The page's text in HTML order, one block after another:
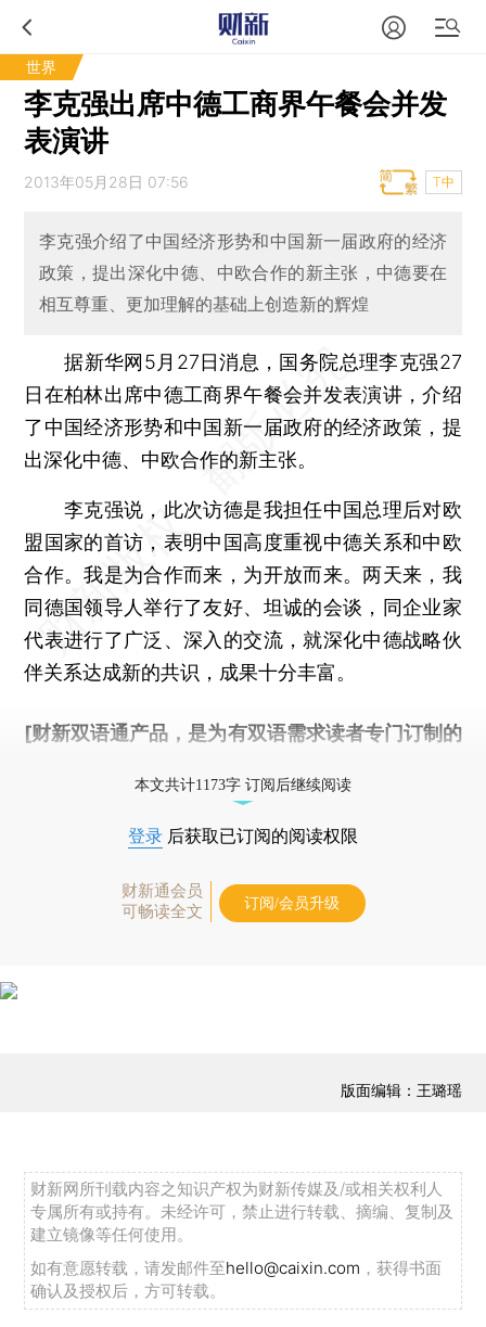
世界
李克强出席中德工商界午餐会并发
表演讲
2013年05月28日 07:56 T中
李克强介绍了中国经济形势和中国新一届政府的经济
政策，提出深化中德、中欧合作的新主张，中德要在
相互尊重、更加理解的基础上创造新的辉煌
据新华网5月27日消息，国务院总理李克强27
日在柏林出席中德工商界午餐会并发表演讲，介绍
了中国经济形势和中国新一届政府的经济政策，提
出深化中德、中欧合作的新主张。
李克强说，此次访德是我担任中国总理后对欧
盟国家的首访，表明中国高度重视中德关系和中欧
合作。我是为合作而来，为开放而来。两天来，我
同德国领导人举行了友好、坦诚的会谈，同企业家
代表进行了广泛、深入的交流，就深化中德战略伙
伴关系达成新的共识，成果十分丰富。
[财新双语通产品，是为有双语需求读者专门订制的
本文共计1173字 订阅后继续阅读
登录 后获取已订阅的阅读权限
财新通会员
可畅读全文
订阅/会员升级
版面编辑：王璐瑶
财新网所刊载内容之知识产权为财新传媒及/或相关权利人
专属所有或持有。未经许可，禁止进行转载、摘编、复制及
建立镜像等任何使用。
如有意愿转载，请发邮件至hello@caixin.com ，获得书面
确认及授权后，方可转载。